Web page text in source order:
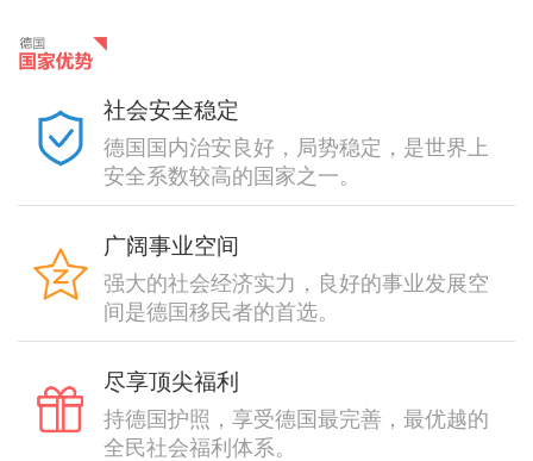
社会安全稳定
德国国内治安良好，局势稳定，是世界上
安全系数较高的国家之一。
广阔事业空间
强大的社会经济实力，良好的事业发展空
间是德国移民者的首选。
尽享顶尖福利
持德国护照，享受德国最完善，最优越的
全民社会福利体系。